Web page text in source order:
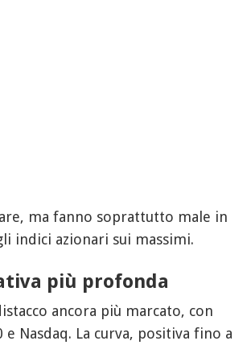
ma fanno soprattutto male in
indici azionari sui massimi.
più profonda
ancora più marcato, con
Nasdaq. La curva, positiva fino a